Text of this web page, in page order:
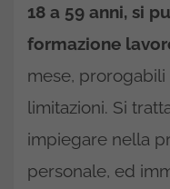
18 a 59 anni, si
formazione
mese, prorogabili
limitazioni. Si
impiegare nella
personale, ed